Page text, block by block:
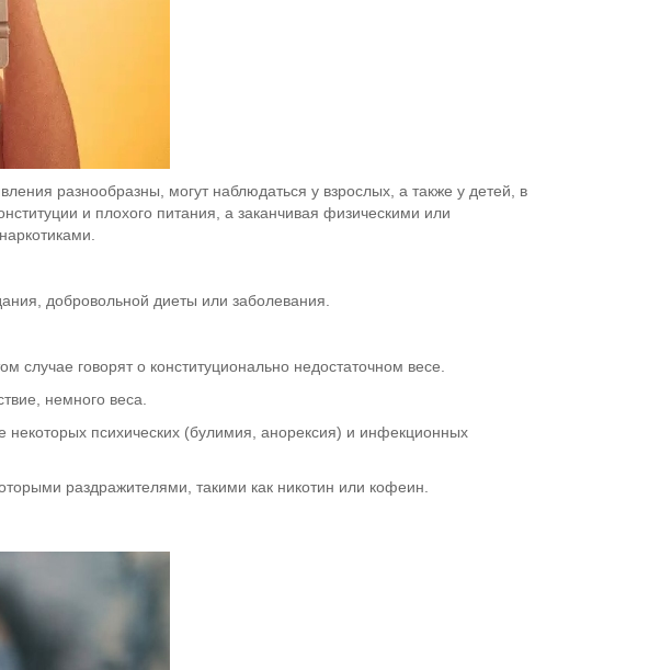
разнообразны, могут наблюдаться у взрослых, а также у детей, в
и плохого питания, а заканчивая физическими или
добровольной диеты или заболевания.
случае говорят о конституционально недостаточном весе.
немного веса.
некоторых психических (булимия, анорексия) и инфекционных
раздражителями, такими как никотин или кофеин.